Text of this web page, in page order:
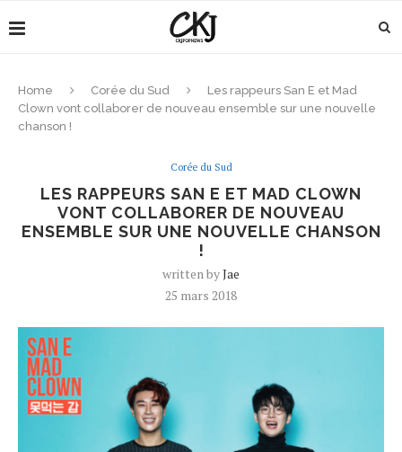
Home Corée du Sud
Les rappeurs San E et Mad
Clown vont collaborer de nouveau ensemble sur une nouvelle
chanson !
Corée du Sud
LES RAPPEURS SAN E ET MAD CLOWN
VONT COLLABORER DE NOUVEAU
ENSEMBLE SUR UNE NOUVELLE CHANSON
!
written byJae
25 mars 2018